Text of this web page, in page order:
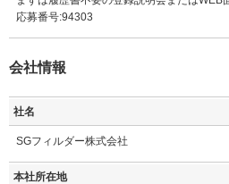
応募番号:94303
会社情報
社名
SGフィルダー株式会社
本社所在地